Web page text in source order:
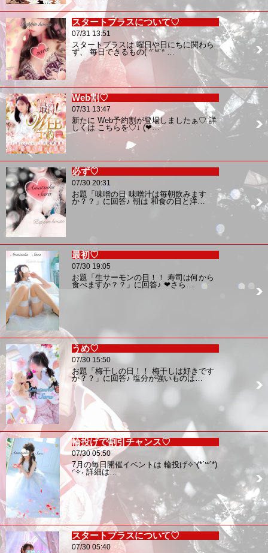
スタートプラスについて♡
07/31 13:51
スタートプラスは 曜日や日にちに関わら
ず、 毎日できるもの( ᐢ˙꒳​˙ᐢ …
Web割♡
07/31 13:47
新たに Web予約割が登場しましたぁ♡ 詳
しくは こちらを♡↓ (❤…
必ず♡
07/30 20:31
お題「味噌の日 味噌汁は毎朝飲みます
か？？」に回答♪ 朝は 和食の日と洋…
最初♡
07/30 19:05
お題「生サーモンの日！！ 寿司は何から
食べますか？？」に回答♪ ❤︎さら…
うめ♡
07/30 15:50
お題「梅干しの日！！ 梅干しは好きです
か？？」に回答♪ 塩分が強いものは…
輪投げで割引チャンス♡
07/30 05:50
7月の毎日開催イベントは 輪投げ✧︎◝︎(*´꒳`*)
◜︎✧︎˖ 詳細は…
スタートプラスについて♡
07/30 05:40